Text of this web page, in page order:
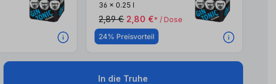
36 x 0.25 l
2,89 € 2,80 €* / Dose
24% Preisvorteil
In die Truhe